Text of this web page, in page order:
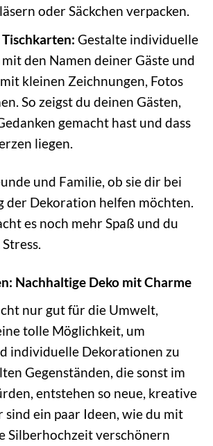
oder Säckchen verpacken.
Gestalte individuelle
den Namen deiner Gäste und
kleinen Zeichnungen, Fotos
So zeigst du deinen Gästen,
gemacht hast und dass
liegen.
und Familie, ob sie dir bei
der Dekoration helfen möchten.
es noch mehr Spaß und du
Nachhaltige Deko mit Charme
nur gut für die Umwelt,
tolle Möglichkeit, um
individuelle Dekorationen zu
Gegenständen, die sonst im
entstehen so neue, kreative
sind ein paar Ideen, wie du mit
Silberhochzeit verschönern